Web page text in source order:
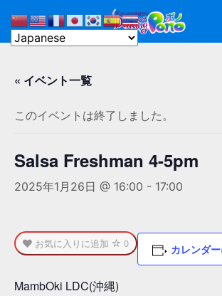
« イベント一覧
このイベントは終了しました。
Salsa Freshman 4-5pm
2025年1月26日 @ 16:00 - 17:00
お気に入りに追加 0
MambOki LDC(沖縄)
カレンダ